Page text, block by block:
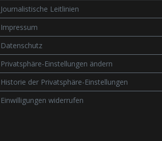
Journalistische Leitlinien
Impressum
Datenschutz
Privatsphäre-Einstellungen ändern
Historie der Privatsphäre-Einstellungen
Einwilligungen widerrufen